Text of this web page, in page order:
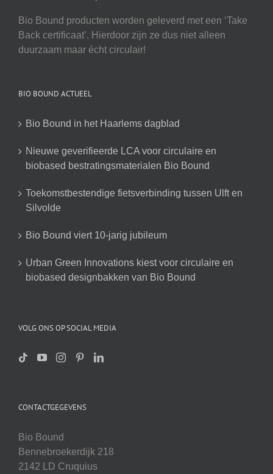
Bio Bound producten worden geleverd met een ‘Take
Back certificaat’. Hierdoor zijn ze dus niet alleen
duurzaam maar écht circulair!
BIO BOUND ACTUEEL
Bio Bound in het Haarlems dagblad
Nieuwe geverifieerde LCA voor circulaire en
biobased bestratingsmaterialen Bio Bound
Toekomstbestendige fietsverbinding tussen Ulft en
Silvolde
Bio Bound viert 10-jarig jubileum
Urban Green Innovations kiest voor circulaire en
biobased designbakken van Bio Bound
VOLG ONS OP SOCIAL MEDIA
CONTACTGEGEVENS
Bio Bound
Bennebroekerdijk 218
2142 LD Cruquius